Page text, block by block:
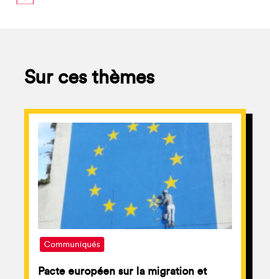
Sur ces thèmes
Communiqués
Pacte européen sur la migration et